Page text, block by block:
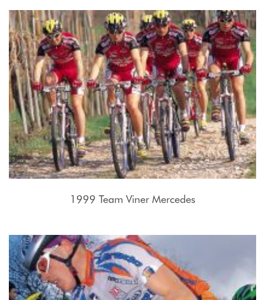
1999 Team Viner Mercedes